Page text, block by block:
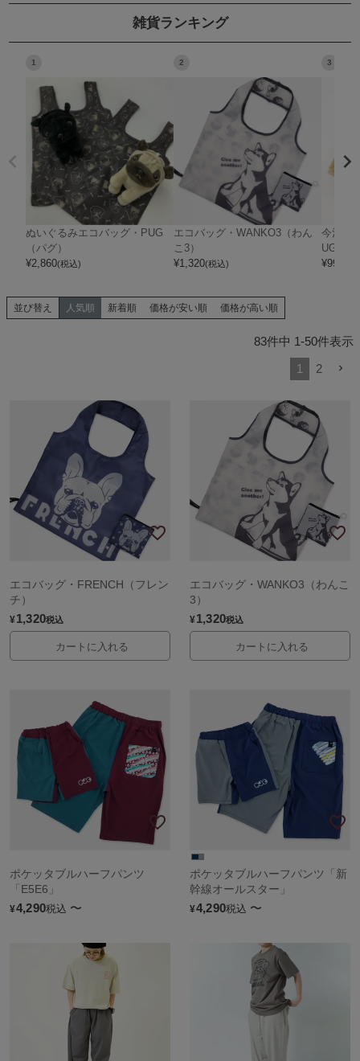
雑貨ランキング
1
ぬいぐるみエコバッグ・PUG
（パグ）
¥2,860(税込)
2
エコバッグ・WANKO3（わん
こ3）
¥1,320(税込)
3
今治タ
UG」
¥990
並び替え 人気順 新着順 価格が安い順 価格が高い順
83件中 1-50件表示
1
2
エコバッグ・FRENCH（フレン
チ）
¥1,320税込
カートに入れる
エコバッグ・WANKO3（わんこ
3）
¥1,320税込
カートに入れる
ポケッタブルハーフパンツ
「E5E6」
¥4,290税込 〜
ポケッタブルハーフパンツ「新
幹線オールスター」
¥4,290税込 〜